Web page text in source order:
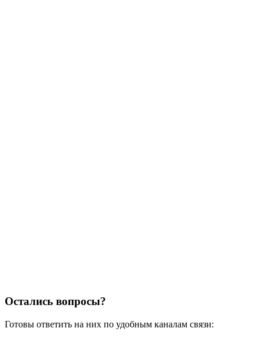
Остались вопросы?
Готовы ответить на них по удобным каналам связи: